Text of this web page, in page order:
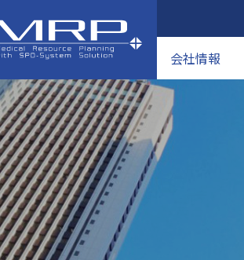
会社情報